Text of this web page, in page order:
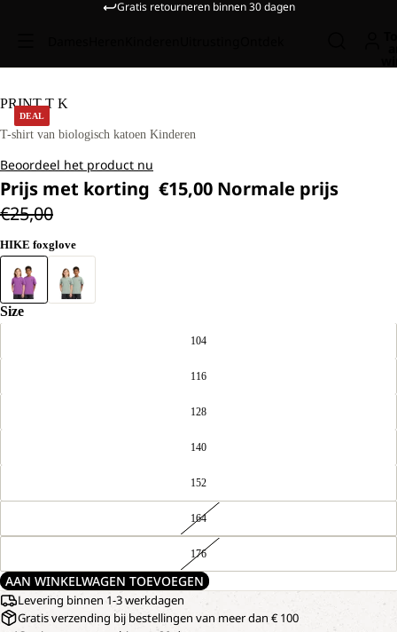
Gratis retourneren binnen 30 dagen
DEAL
PRINT T K
T-shirt van biologisch katoen Kinderen
Beoordeel het product nu
Prijs met korting €15,00 Normale prijs
€25,00
HIKE foxglove
Size
104
116
128
140
152
164
176
AAN WINKELWAGEN TOEVOEGEN
Levering binnen 1-3 werkdagen
Gratis verzending bij bestellingen van meer dan € 100